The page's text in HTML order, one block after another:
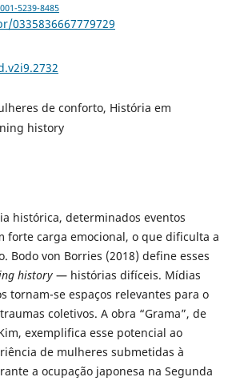
5239-8485
0335836667779729
de conforto, História em
history
histórica, determinados eventos
forte carga emocional, o que dificulta a
Bodo von Borries (2018) define esses
history— histórias difíceis. Mídias
tornam-se espaços relevantes para o
coletivos. A obra “Grama”, de
exemplifica esse potencial ao
de mulheres submetidas à
a ocupação japonesa na Segunda